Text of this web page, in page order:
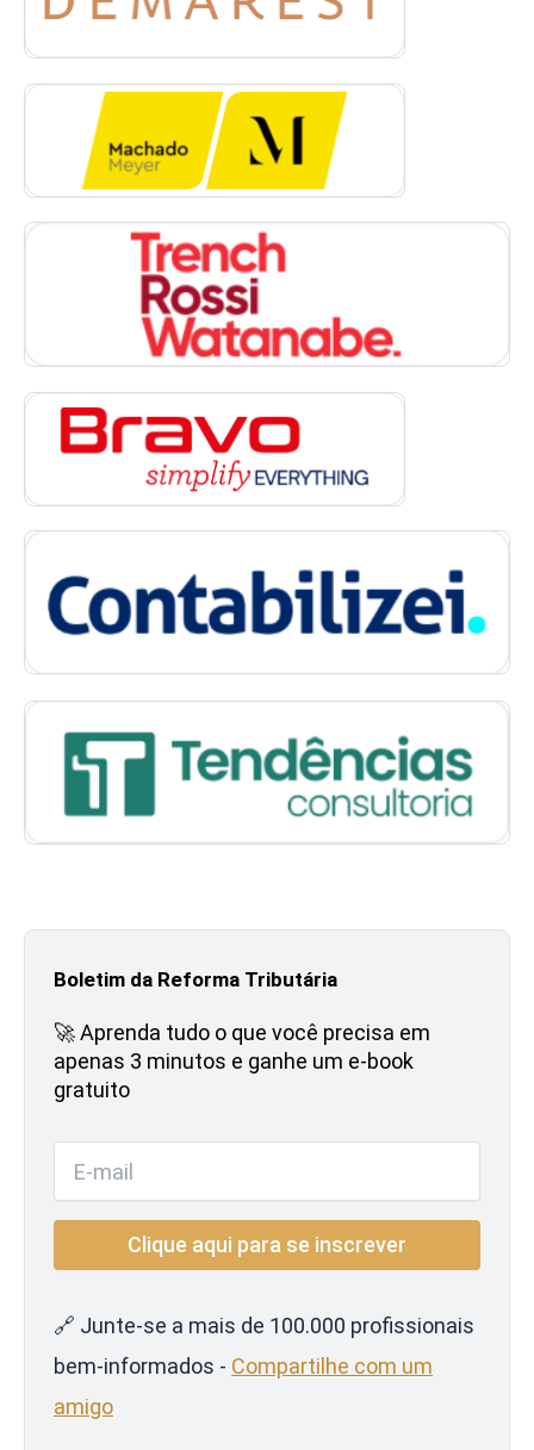
Boletim da Reforma Tributária
🚀 Aprenda tudo o que você precisa em
apenas 3 minutos e ganhe um e-book
gratuito
🔗 Junte-se a mais de 100.000 profissionais
bem-informados - Compartilhe com um
amigo